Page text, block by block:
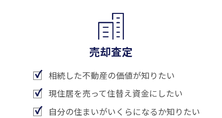
売却査定
相続した不動産の価値が知りたい
現住居を売って住替え資金にしたい
自分の住まいがいくらになるか知りたい